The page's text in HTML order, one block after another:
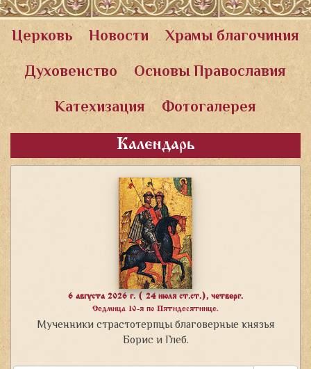
Церковь Новости
Храмы благочиния
Духовенство
Основы Православия
Катехизация
Фотогалерея
Календарь
6 августа 2026 г. ( 24 июля ст.ст.), четверг.
Седмица 10-я по Пятидесятнице.
Мученники страстотерпцы благоверные князья
Борис и Глеб.